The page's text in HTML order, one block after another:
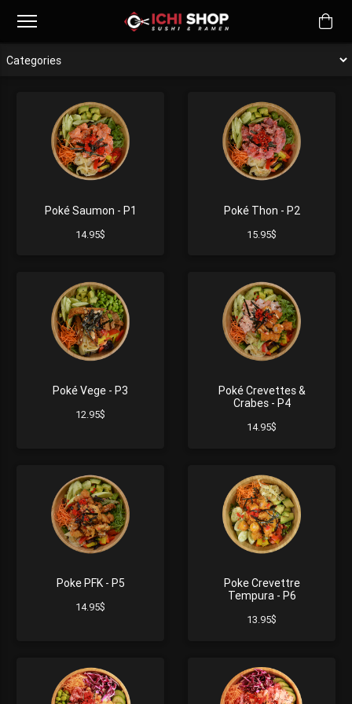
Poké Saumon - P1
14.95$
Poké Thon - P2
15.95$
Poké Vege - P3
12.95$
Poké Crevettes &
Crabes - P4
14.95$
Poke PFK - P5
14.95$
Poke Crevettre
Tempura - P6
13.95$